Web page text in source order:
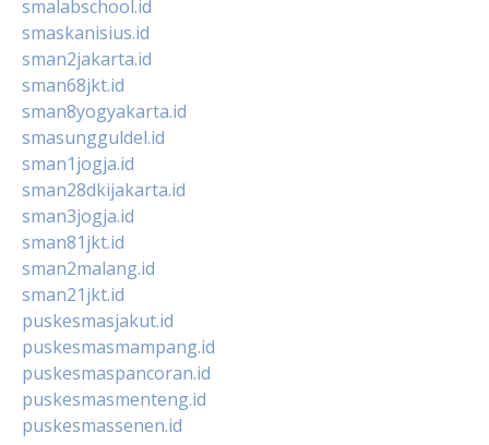
smalabschool.id
smaskanisius.id
sman2jakarta.id
sman68jkt.id
sman8yogyakarta.id
smasungguldel.id
sman1jogja.id
sman28dkijakarta.id
sman3jogja.id
sman81jkt.id
sman2malang.id
sman21jkt.id
puskesmasjakut.id
puskesmasmampang.id
puskesmaspancoran.id
puskesmasmenteng.id
puskesmassenen.id